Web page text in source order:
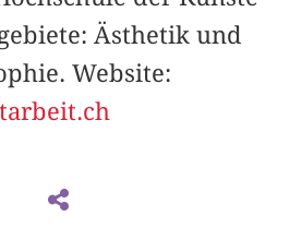
Ästhetik und
Website: